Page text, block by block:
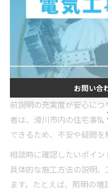
です。安さだけで選んで
工ミスにつながる恐れも
視して選定することがリ
滑川市で安心の電気工事
滑川市で電気工事を依頼
前説明の充実度が安心に
者は、滑川市内の住宅事
できるため、不安や疑問を
相談時に確認したいポイ
具体的な施工方法の説明
ます。たとえば、照明の増
お問い合
お問い合